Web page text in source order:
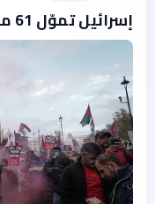
إسرائيل تموّل 61 مستوطنة جديدة بالضفة الغربية